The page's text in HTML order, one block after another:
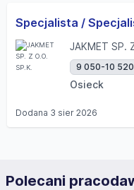
Specjalista /
JAKMET SP.
9 050-10 520
Osieck
Dodana 3 sier 2026
Polecani